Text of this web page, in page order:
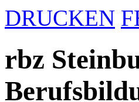
DRUCKEN
rbz